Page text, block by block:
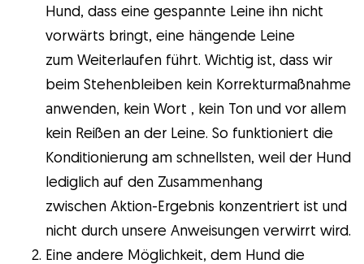
Hund, dass eine gespannte Leine ihn nicht
vorwärts bringt, eine hängende Leine
zum Weiterlaufen führt. Wichtig ist, dass wir
beim Stehenbleiben kein Korrekturmaßnahme
anwenden, kein Wort , kein Ton und vor allem
kein Reißen an der Leine. So funktioniert die
Konditionierung am schnellsten, weil der Hund
lediglich auf den Zusammenhang
zwischen Aktion-Ergebnis konzentriert ist und
nicht durch unsere Anweisungen verwirrt wird.
Eine andere Möglichkeit, dem Hund die